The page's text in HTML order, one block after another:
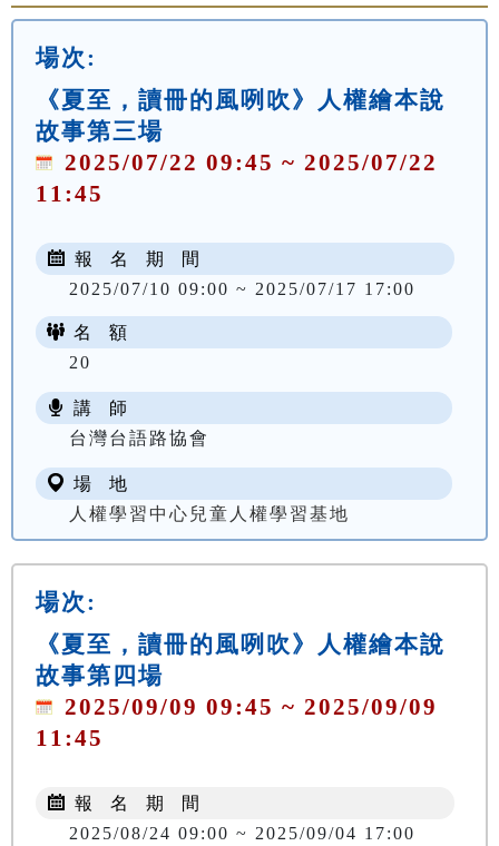
場次:
《夏至，讀冊的風咧吹》人權繪本說
故事第三場
2025/07/22 09:45 ~ 2025/07/22
11:45
報 名 期 間
2025/07/10 09:00 ~ 2025/07/17 17:00
名 額
20
講 師
台灣台語路協會
場 地
人權學習中心兒童人權學習基地
場次:
《夏至，讀冊的風咧吹》人權繪本說
故事第四場
2025/09/09 09:45 ~ 2025/09/09
11:45
報 名 期 間
2025/08/24 09:00 ~ 2025/09/04 17:00